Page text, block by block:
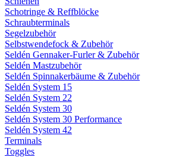
Schotringe & Reffblöcke
Schraubterminals
Segelzubehör
Selbstwendefock & Zubehör
Seldén Gennaker-Furler & Zubehör
Seldén Mastzubehör
Seldén Spinnakerbäume & Zubehör
Seldén System 15
Seldén System 22
Seldén System 30
Seldén System 30 Performance
Seldén System 42
Terminals
Toggles